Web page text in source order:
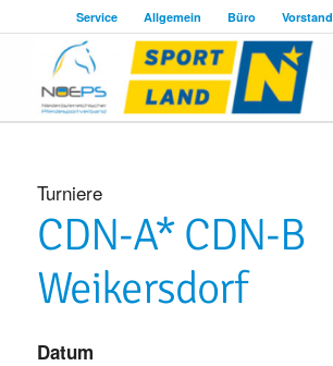
Service Allgemein Büro Vorstand
Turniere
CDN-A* CDN-B
Weikersdorf
Datum